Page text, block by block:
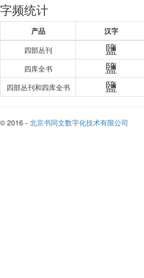
字频统计
产品 汉字
四部丛刊
鹽
四库全书
鹽
四部丛刊和四库全书
鹽
© 2016 - 北京书同文数字化技术有限公司